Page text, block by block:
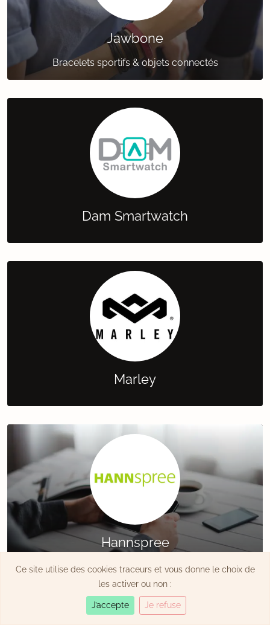
Jawbone
Bracelets sportifs & objets connectés
Dam Smartwatch
Marley
Hannspree
Écrans & high-tech
Ce site utilise des cookies traceurs et vous donne le choix de
les activer ou non :
J’accepte Je refuse